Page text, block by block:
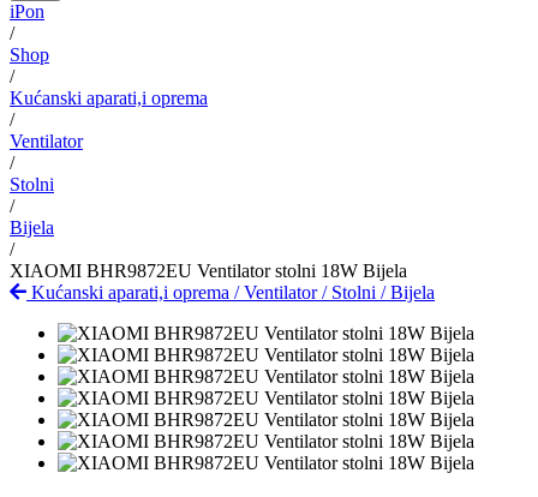
iPon
/
Shop
/
Kućanski aparati,i oprema
/
Ventilator
/
Stolni
/
Bijela
/
XIAOMI BHR9872EU Ventilator stolni 18W Bijela
Kućanski aparati,i oprema /Ventilator/ Stolni /Bijela